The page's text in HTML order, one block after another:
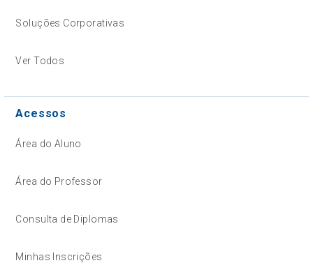
Soluções Corporativas
Ver Todos
Acessos
Área do Aluno
Área do Professor
Consulta de Diplomas
Minhas Inscrições